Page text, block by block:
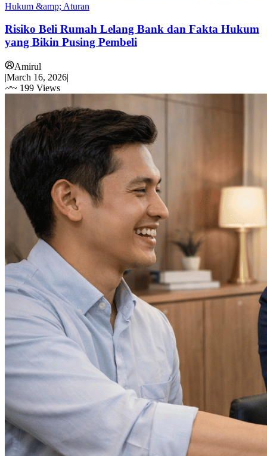
Hukum &amp; Aturan
Risiko Beli Rumah Lelang Bank dan Fakta Hukum
yang Bikin Pusing Pembeli
Amirul
|March 16, 2026|
~ 199 Views